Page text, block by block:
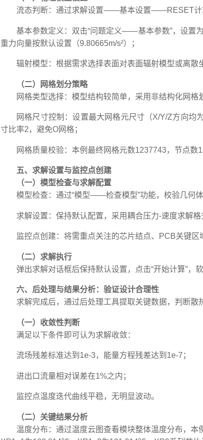
流态判断：通过求解设置——基本设置——RESET计
基本参数定义：双击“问题定义——基本参数”，设置
重力向量按默认设置（9.80665m/s²）；
辐射模型：根据需求选择表面对表面辐射模型或离散
（二）网格划分策略
网格类型选择：模型结构较简单，采用非结构化网格
网格尺寸控制：设置最大网格元尺寸（X/Y/Z方向均
寸比率2，避免O网格；
网格质量校验：本例 最终网格元数1237743，节点数
五、求解设置与监控点创建
（一）模型检查与求解配置
模型检查：通过“模型——检查模型”功能，校验几何
求解设置：保持默认配置，采用耦合压力-速度求解
监控点创建：将需重点关注的芯片结点、PCB关键区
（二）求解执行
弹出求解对话框后保持默认设置，点击“开始计算”，
六、后处理与结果分析：验证设计合理性
求解完成后，通过后处理工具提取关键数据，判断散
（一）收敛性判断
满足以下条件即可认为求解收敛：
流场残差标准达到1e-3，能量方程残差达到1e-7；
进出口流量相对误差在1%之内；
监控点温度迭代曲线平稳，无明显波动。
（二）关键结果分析
温度分布：通过温度云图查看模块整体温度分布，本